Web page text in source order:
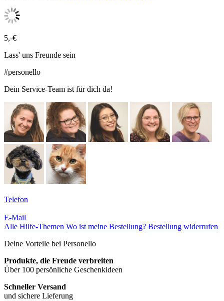
5,-€
Lass' uns Freunde sein
#personello
Dein Service-Team ist für dich da!
Telefon
E-Mail
Alle Hilfe-Themen Wo ist meine Bestellung? Bestellung widerrufen
Deine Vorteile bei Personello
Produkte, die Freude verbreiten
Über 100 persönliche Geschenkideen
Schneller Versand
und sichere Lieferung